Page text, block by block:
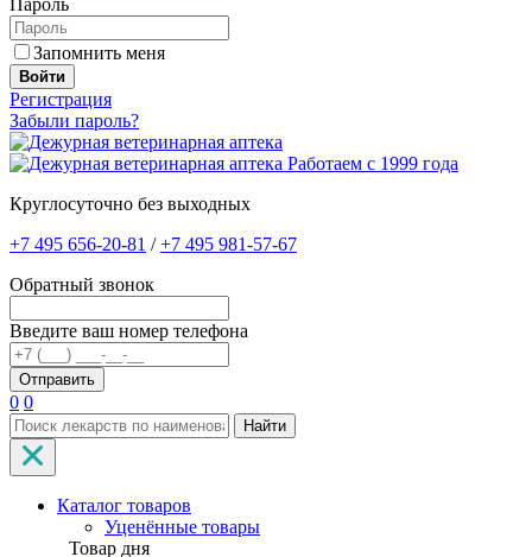
Пароль
Запомнить меня
Войти
Регистрация
Забыли пароль?
Работаем с 1999 года
Круглосуточно без выходных
+7 495 656-20-81 /+7 495 981-57-67
Обратный звонок
Введите ваш номер телефона
0 0
Найти
Каталог товаров
Уценённые товары
Товар дня